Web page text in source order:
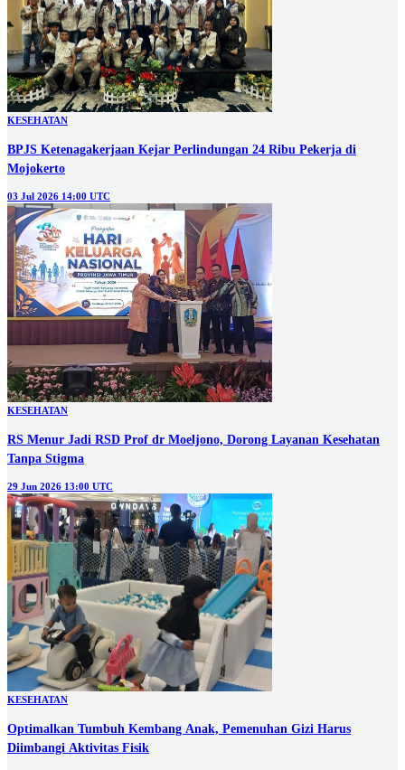
KESEHATAN
BPJS Ketenagakerjaan Kejar Perlindungan 24 Ribu Pekerja di
Mojokerto
03 Jul 2026 14:00 UTC
KESEHATAN
RS Menur Jadi RSD Prof dr Moeljono, Dorong Layanan Kesehatan
Tanpa Stigma
29 Jun 2026 13:00 UTC
KESEHATAN
Optimalkan Tumbuh Kembang Anak, Pemenuhan Gizi Harus
Diimbangi Aktivitas Fisik